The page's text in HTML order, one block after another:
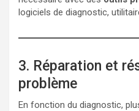
logiciels de diagnostic,
3. Réparation et
problème
En fonction du diagnostic,